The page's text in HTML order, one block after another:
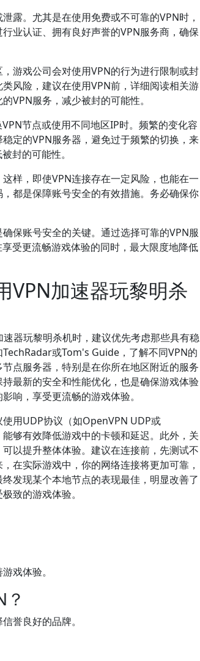
露。尤其是在使用免费或不可靠的VPN时，
业认证、拥有良好声誉的VPN服务商，确保
游戏公司会对使用VPN的行为进行限制或封
风险，建议在使用VPN前，详细阅读相关游
VPN服务，减少被封的可能性。
节点或使用不同地区IP时。频繁的变化容
定的VPN服务器，避免过于频繁的切换，来
封的可能性。
样，即使VPN连接存在一定风险，也能在一
都是保障账号安全的有效措施。务必确保你
保账号安全的关键。通过选择可靠的VPN服
受更流畅游戏体验的同时，最大限度地降低
VPN加速器玩黎明杀
速器玩黎明杀机时，建议优先考虑那些具有稳
或Tom's Guide，了解不同VPN的
点服务器，特别是在你所在地区附近的服务
最新的安全和性能优化，也是确保游戏体验
响，享受更流畅的游戏体验。
用UDP协议（如OpenVPN UDP或
够有效降低游戏中的卡顿和延迟。此外，关
以提升整体体验。建议在连接前，先测试不
在实际游戏中，你的网络连接将更加可靠，
发现某个本地节点的表现最佳，明显改善了
致的游戏体验。
戏体验。
誉良好的品牌。